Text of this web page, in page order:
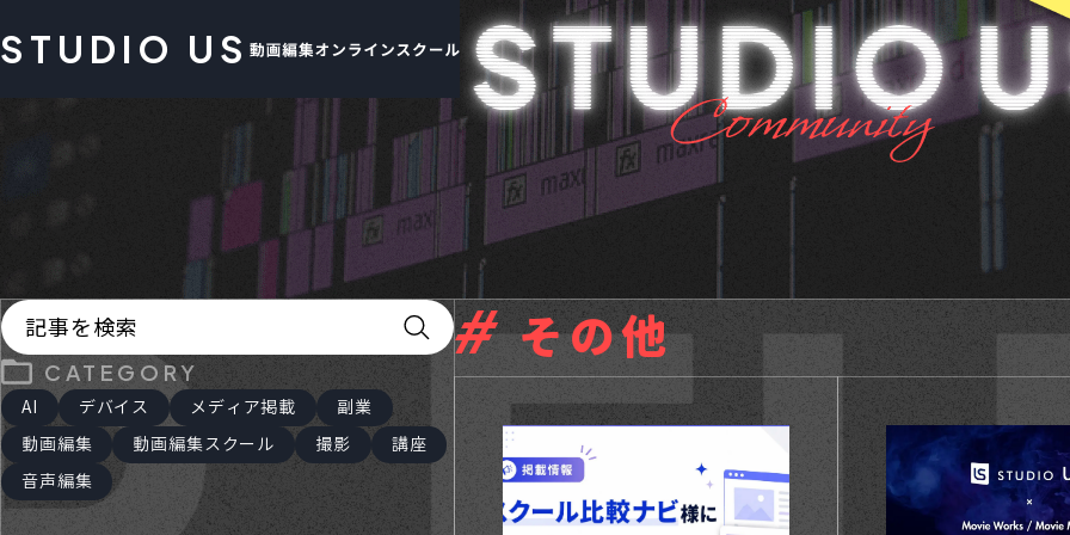
STUDIO US
CATEGORY
AI デバイス メディア掲載
副業
動画編集
動画編集スクール 撮影
講座
音声編集
その他